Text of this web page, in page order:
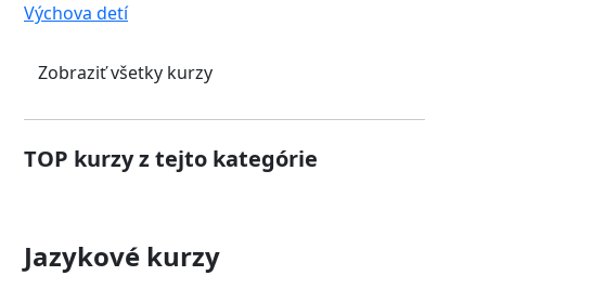
Výchova detí
Zobraziť všetky kurzy
TOP kurzy z tejto kategórie
Jazykové kurzy